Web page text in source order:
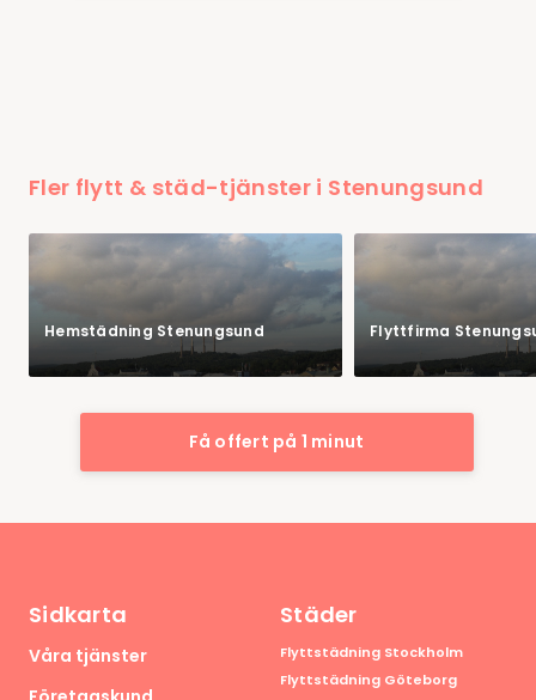
Fler flytt & städ-tjänster i Stenungsund
Hemstädning Stenungsund Flyttfirma
Få offert på 1 minut
Sidkarta
Våra tjänster
Städer
Flyttstädning Stockholm
Flyttstädning Göteborg